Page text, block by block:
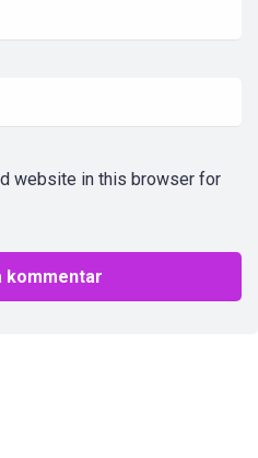
website in this browser for